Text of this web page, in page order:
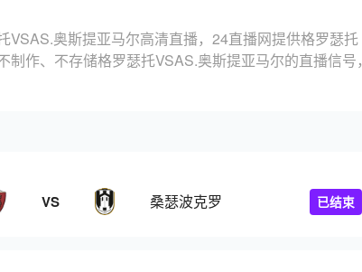
VSAS.奥斯提亚马尔高清直播，24直播网提供格罗瑟托
作、不存储格罗瑟托VSAS.奥斯提亚马尔的直播信号，
VS 桑瑟波克罗 已结束